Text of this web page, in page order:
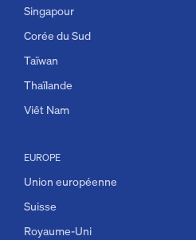
EUROPE
Union européenne
Suisse
Royaume-Uni
Singapour
Corée du Sud
Taïwan
Thaïlande
Viêt Nam